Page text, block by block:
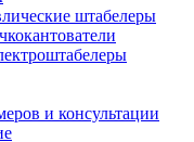
штабелеры
и консультации